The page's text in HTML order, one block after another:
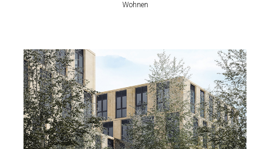
Wohnen